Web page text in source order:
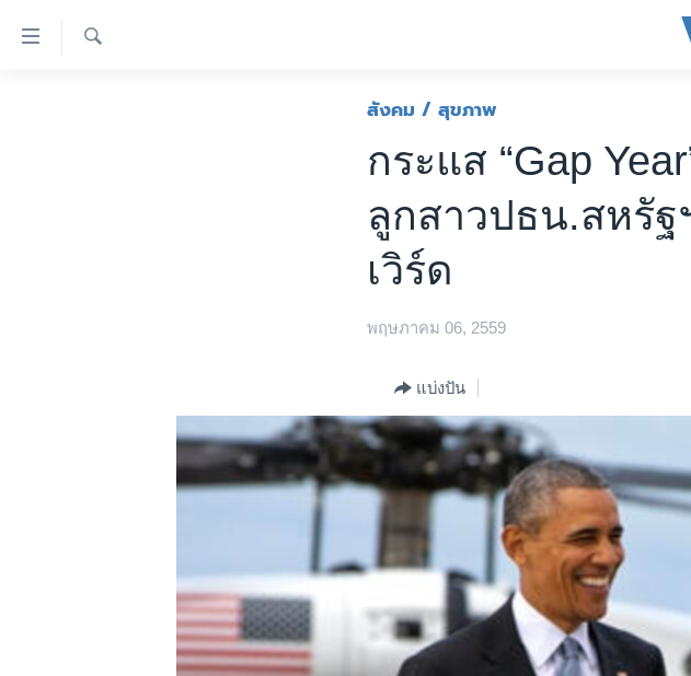
สังคม / สุขภาพ
กระแส “Gap
ลูกสาวปธน.สหรัฐ
เวิร์ด
พฤษภาคม 06, 2559
แบ่งปัน